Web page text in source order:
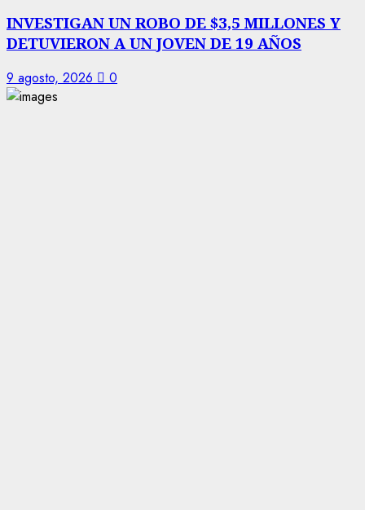
INVESTIGAN UN ROBO DE $3,5 MILLONES Y
DETUVIERON A UN JOVEN DE 19 AÑOS
9 agosto, 2026 0